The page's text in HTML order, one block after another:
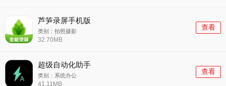
芦笋录屏手机版
类别：拍照摄影
32.70MB
查看
超级自动化助手
类别：系统办公
41.11MB
查看